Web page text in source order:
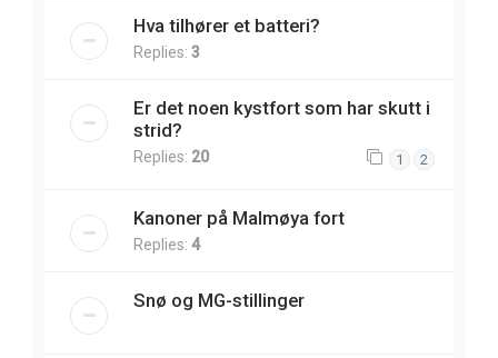
Hva tilhører et batteri?
Replies: 3
Er det noen kystfort som har skutt i
strid?
Replies: 20 1 2
Kanoner på Malmøya fort
Replies: 4
Snø og MG-stillinger